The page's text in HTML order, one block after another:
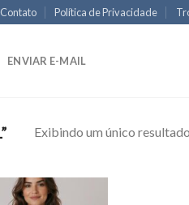
Contato Política de Privacidade
ENVIAR E-MAIL
Exibindo um único resultado